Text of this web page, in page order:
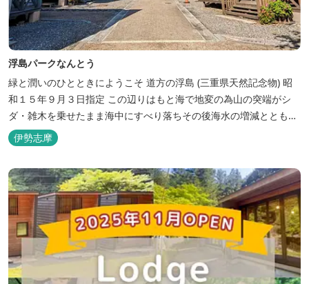
浮島パークなんとう
緑と潤いのひとときにようこそ ​道方の浮島 (三重県天然記念物) 昭
和１５年９月３日指定 この辺りはもと海で地変の為山の突端がシ
ダ・雑木を乗せたまま海中にすべり落ちその後海水の増減とともに
浮き沈みするようになったと伝えられています。 周辺は浮島を廻る
散策路が設けられ、また海岸線が一望できる展望塔へと続く遊歩道
もあり自然と親しむ見どころがあります。 ご家族連れで気軽にご利
用頂け...
伊勢志摩